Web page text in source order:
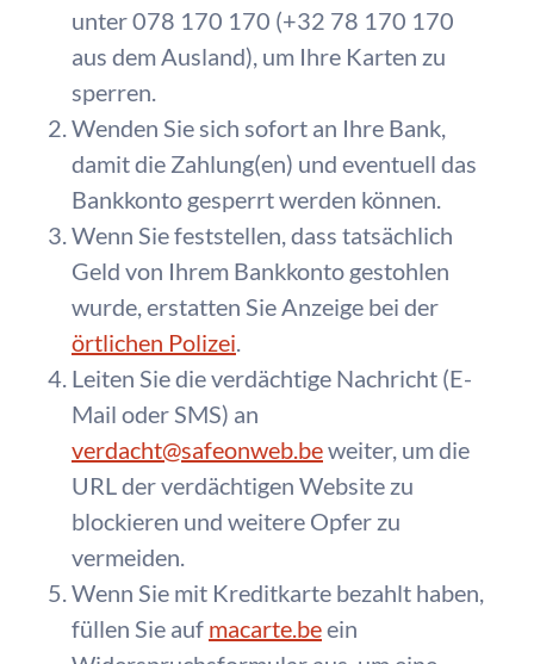
unter 078 170 170 (+32 78 170 170
aus dem Ausland), um Ihre Karten zu
sperren.
Wenden Sie sich sofort an Ihre Bank,
damit die Zahlung(en) und eventuell das
Bankkonto gesperrt werden können.
Wenn Sie feststellen, dass tatsächlich
Geld von Ihrem Bankkonto gestohlen
wurde, erstatten Sie Anzeige bei der
örtlichen Polizei.
Leiten Sie die verdächtige Nachricht (E-
Mail oder SMS) an
verdacht@safeonweb.beweiter, um die
URL der verdächtigen Website zu
blockieren und weitere Opfer zu
vermeiden.
Wenn Sie mit Kreditkarte bezahlt haben,
füllen Sie auf macarte.beein